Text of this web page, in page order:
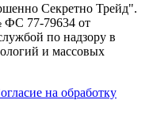
Секретно Трейд".
ФС 77-79634 от
по надзору в
и массовых
на обработку